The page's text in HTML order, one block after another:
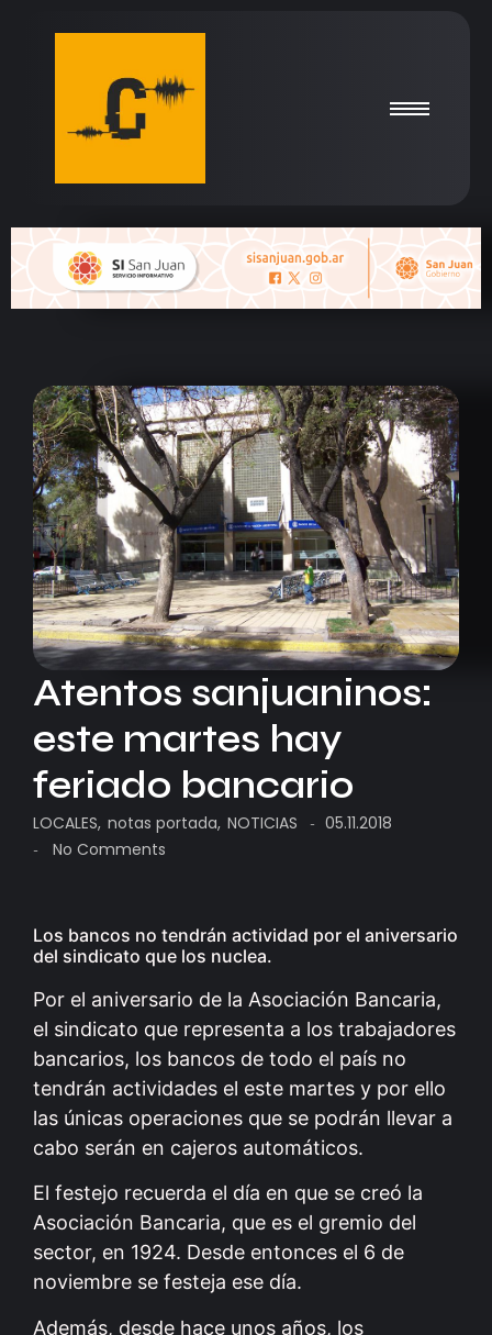
Atentos sanjuaninos:
este martes hay
feriado bancario
LOCALES, notas portada, NOTICIAS - 05.11.2018
- No Comments
Los bancos no tendrán actividad por el aniversario
del sindicato que los nuclea.
Por el aniversario de la Asociación Bancaria,
el sindicato que representa a los trabajadores
bancarios, los bancos de todo el país no
tendrán actividades el este martes y por ello
las únicas operaciones que se podrán llevar a
cabo serán en cajeros automáticos.
El festejo recuerda el día en que se creó la
Asociación Bancaria, que es el gremio del
sector, en 1924. Desde entonces el 6 de
noviembre se festeja ese día.
Además, desde hace unos años, los